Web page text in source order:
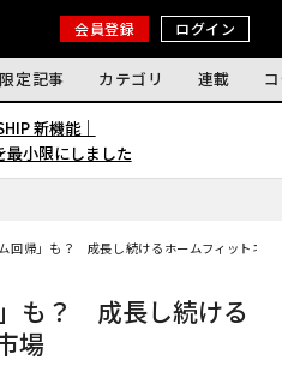
会員登録 ログイン
定記事 カテゴリ 連載
新機能｜
小限にしました
回帰」も？ 成長し続けるホームフィットネス
も？ 成長し続ける
場